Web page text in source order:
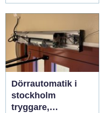
Dörrautomatik i
stockholm
tryggare,